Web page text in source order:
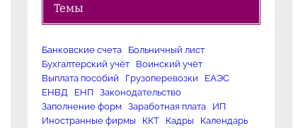
Темы
Банковские счета
Больничный лист
Бухгалтерский учёт
Воинский учёт
Выплата пособий
Грузоперевозки
ЕАЭС
ЕНВД
ЕНП
Законодательство
Заполнение форм
Заработная плата
ИП
Иностранные фирмы
ККТ Кадры
Календарь